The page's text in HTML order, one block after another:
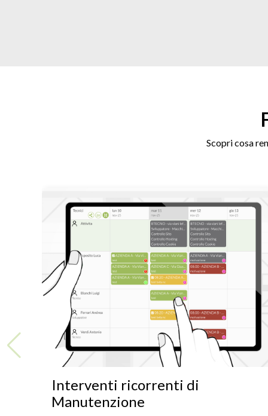
Scopri cosa
Interventi ricorrenti di
Manutenzione